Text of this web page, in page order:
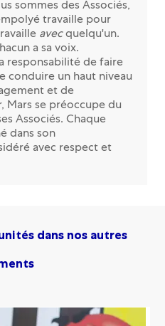
sommes des Associés,
travaille pour
avecquelqu'un.
a sa voix.
responsabilité de faire
conduire un haut niveau
et de
Mars se préoccupe du
Associés. Chaque
dans son
avec respect et
dans nos autres